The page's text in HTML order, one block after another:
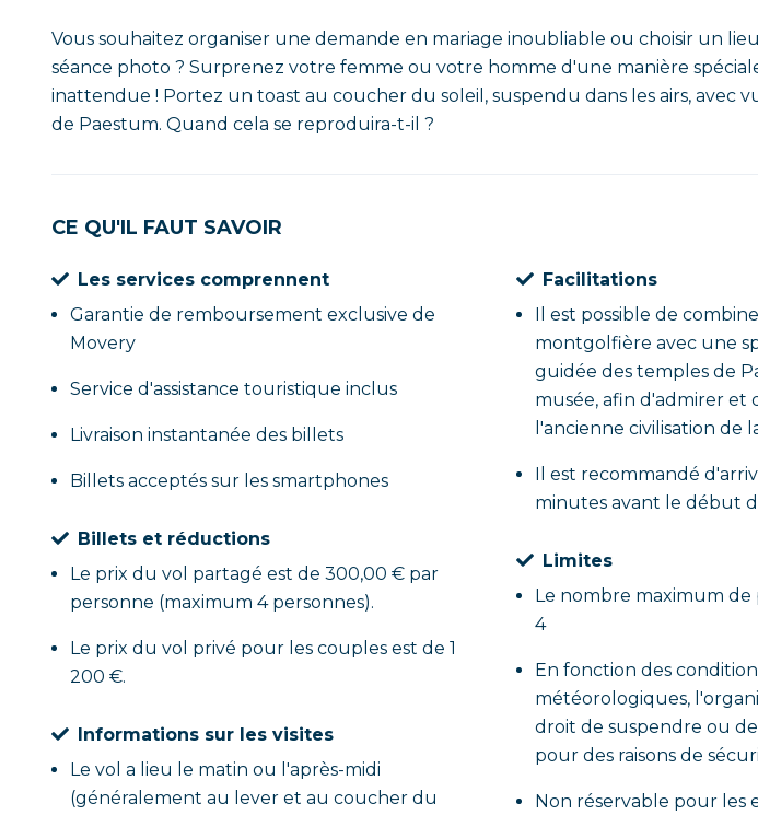
Vous souhaitez organiser une demande en mariage inoubliable ou choisir un
séance photo ? Surprenez votre femme ou votre homme d'une manière
inattendue ! Portez un toast au coucher du soleil, suspendu dans les airs, avec
de Paestum. Quand cela se reproduira-t-il ?
CE QU'IL FAUT SAVOIR
Les services comprennent
Garantie de remboursement exclusive de
Movery
Service d'assistance touristique inclus
Livraison instantanée des billets
Billets acceptés sur les smartphones
Billets et réductions
Le prix du vol partagé est de 300,00 € par
personne (maximum 4 personnes).
Le prix du vol privé pour les couples est de 1
200 €.
Informations sur les visites
Le vol a lieu le matin ou l'après-midi
(généralement au lever et au coucher du
Facilitations
Il est possible de
montgolfière avec une
guidée des temples de
musée, afin d'admirer et
l'ancienne civilisation de
Il est recommandé
minutes avant le début
Limites
Le nombre maximum de
4
En fonction des
météorologiques,
droit de suspendre ou
pour des raisons de
Non réservable pour les